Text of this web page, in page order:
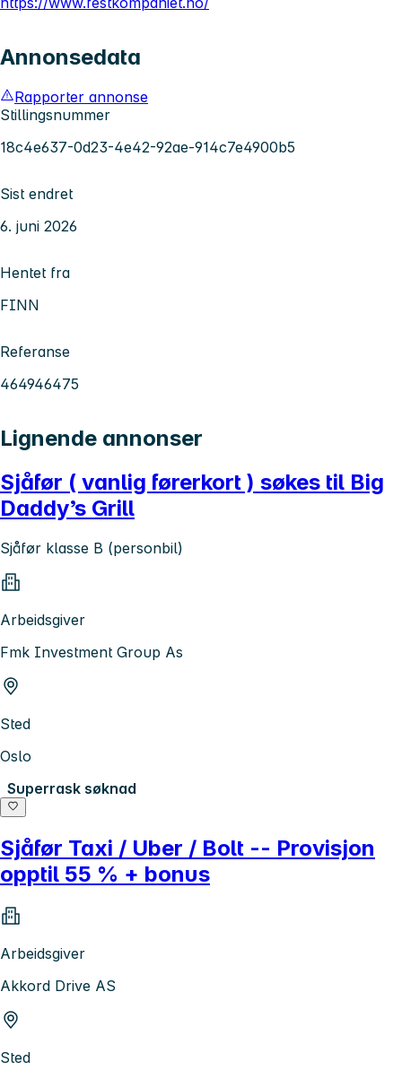
Annonsedata
Rapporter annonse
Stillingsnummer
18c4e637-0d23-4e42-92ae-914c7e4900b5
Sist endret
6. juni 2026
Hentet fra
FINN
Referanse
464946475
Lignende annonser
Sjåfør ( vanlig førerkort ) søkes til Big
Daddy’s Grill
Sjåfør klasse B (personbil)
Arbeidsgiver
Fmk Investment Group As
Sted
Oslo
Superrask søknad
Sjåfør Taxi / Uber / Bolt -- Provisjon
opptil 55 % + bonus
Arbeidsgiver
Akkord Drive AS
Sted